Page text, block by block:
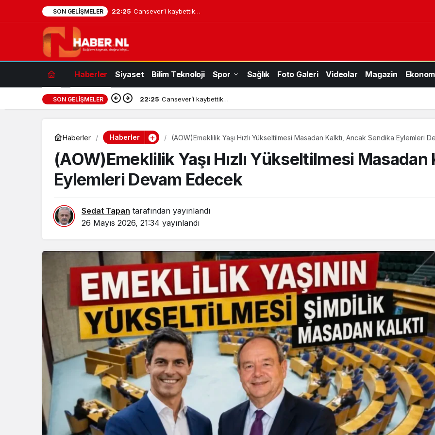
SON GELIŞMELER 22:25 Cansever’i kaybettik…
Haberler Siyaset Bilim Teknoloji Spor Sağlık Foto Galeri Videolar Magazin
SON GELIŞMELER 22:25 Cansever’i kaybettik…
Haberler Haberler (AOW)Emeklilik Yaşı Hızlı Yükseltilmesi Masadan Kalktı, Ancak Sendika Eylemleri
(AOW)Emeklilik Yaşı Hızlı Yükseltilmesi
Eylemleri Devam Edecek
Sedat Tapan tarafından yayınlandı
26 Mayıs 2026, 21:34 yayınlandı